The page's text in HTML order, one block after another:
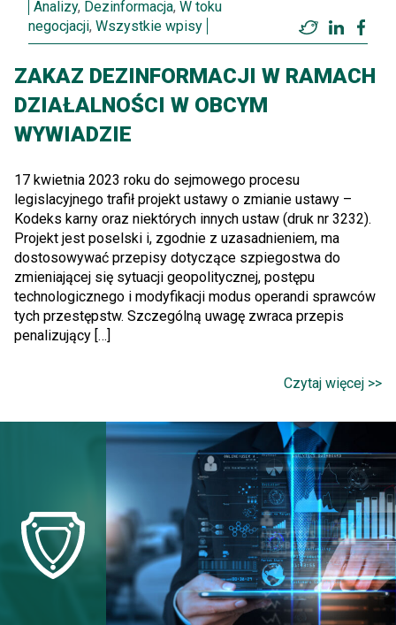
Analizy, Dezinformacja, W toku
negocjacji, Wszystkie wpisy Twitter
ZAKAZ DEZINFORMACJI W RAMACH
DZIAŁALNOŚCI W OBCYM
WYWIADZIE
17 kwietnia 2023 roku do sejmowego procesu
legislacyjnego trafił projekt ustawy o zmianie ustawy –
Kodeks karny oraz niektórych innych ustaw (druk nr 3232).
Projekt jest poselski i, zgodnie z uzasadnieniem, ma
dostosowywać przepisy dotyczące szpiegostwa do
zmieniającej się sytuacji geopolitycznej, postępu
technologicznego i modyfikacji modus operandi sprawców
tych przestępstw. Szczególną uwagę zwraca przepis
penalizujący […]
Czytaj więcej >>